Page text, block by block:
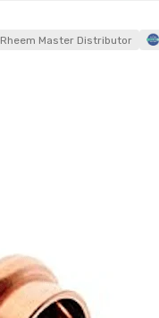
Rheem Master Distributor